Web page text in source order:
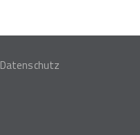
Datenschutz